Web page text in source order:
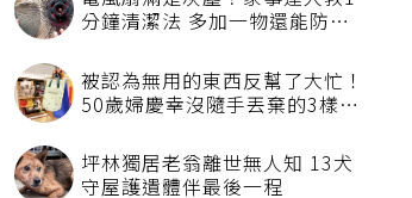
電風扇滿是灰塵？家事達人教1
被認為無用的東西反幫了大忙！
50歲婦慶幸沒隨手丟棄的3樣物
品
坪林獨居老翁離世無人知 13犬